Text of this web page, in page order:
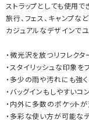
ストラップとしても使用で
旅行、フェス、キャンプな
カジュアルなデザインで
・微光沢を放つリフレク
・スタイリッシュな印象
・多少の雨や汚れにも強
・バッグインもしやすい
・内外に多数のポケット
・多彩な使い方が可能な